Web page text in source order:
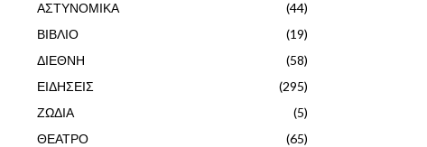
ΑΣΤΥΝΟΜΙΚΑ
(44)
ΒΙΒΛΙΟ
(19)
ΔΙΕΘΝΗ
(58)
ΕΙΔΗΣΕΙΣ
(295)
ΖΩΔΙΑ
(5)
ΘΕΑΤΡΟ
(65)